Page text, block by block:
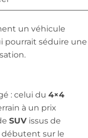
un véhicule
pourrait séduire une
: celui du 4×4
à un prix
SUVissus de
débutent sur le